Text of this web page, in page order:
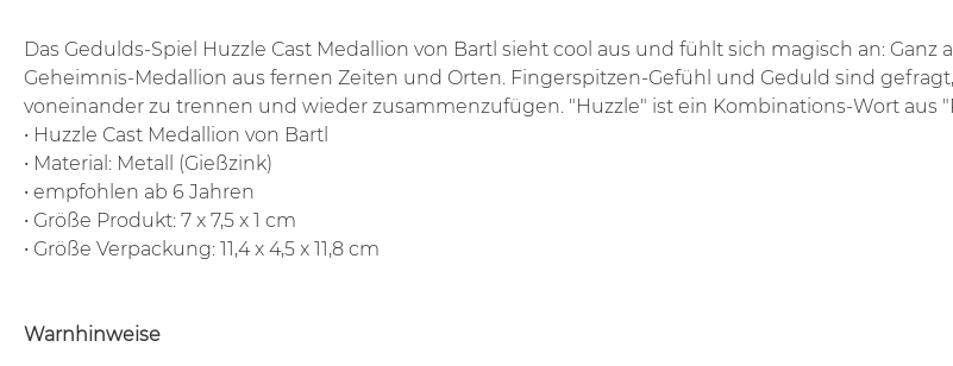
Das Gedulds-Spiel Huzzle Cast Medallion von Bartl sieht cool aus und fühlt sich magisch an:
Geheimnis-Medallion aus fernen Zeiten und Orten. Fingerspitzen-Gefühl und Geduld sind
voneinander zu trennen und wieder zusammenzufügen. "Huzzle" ist ein Kombinations-Wort aus
• Huzzle Cast Medallion von Bartl
• Material: Metall (Gießzink)
• empfohlen ab 6 Jahren
• Größe Produkt: 7 x 7,5 x 1 cm
• Größe Verpackung: 11,4 x 4,5 x 11,8 cm
Warnhinweise